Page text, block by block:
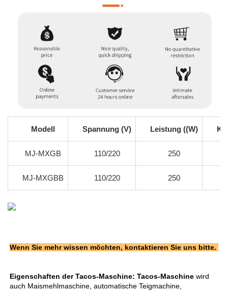
Modell Spannung (V) Leistung ((W)
MJ-MXGB 110/220 250
MJ-MXGBB 110/220 250
Wenn Sie mehr wissen möchten, kontaktieren Sie uns bitte.
Eigenschaften der Tacos-Maschine: Tacos-Maschine wird
auch Maismehlmaschine, automatische Teigmachine,